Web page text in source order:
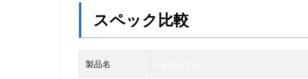
スペック比較
製品名